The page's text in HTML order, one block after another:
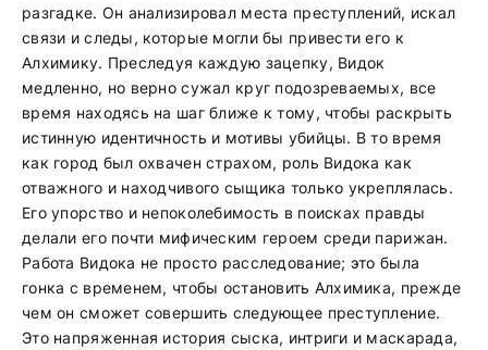
разгадке. Он анализировал места преступлений, искал
связи и следы, которые могли бы привести его к
Алхимику. Преследуя каждую зацепку, Видок
медленно, но верно сужал круг подозреваемых, все
время находясь на шаг ближе к тому, чтобы раскрыть
истинную идентичность и мотивы убийцы. В то время
как город был охвачен страхом, роль Видока как
отважного и находчивого сыщика только укреплялась.
Его упорство и непоколебимость в поисках правды
делали его почти мифическим героем среди парижан.
Работа Видока не просто расследование; это была
гонка с временем, чтобы остановить Алхимика, прежде
чем он сможет совершить следующее преступление.
Это напряженная история сыска, интриги и маскарада,